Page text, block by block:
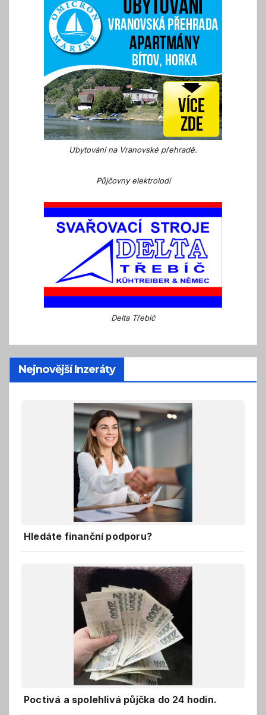
Ubytování na Vranovské přehradě.
Půjčovny elektrolodí
Delta Třebíč
Nejnovější Inzeráty
Hledáte finanční podporu?
Poctivá a spolehlivá půjčka do 24 hodin.